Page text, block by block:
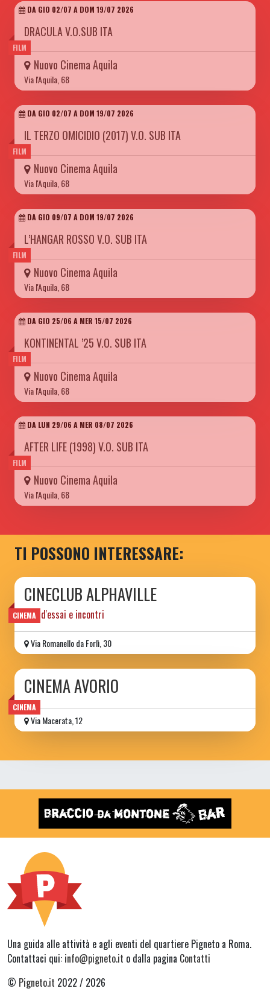
FILM
DA GIO 02/07 A DOM 19/07 2026
DRACULA V.O.SUB ITA
Nuovo Cinema Aquila
Via l'Aquila, 68
FILM
DA GIO 02/07 A DOM 19/07 2026
IL TERZO OMICIDIO (2017) V.O. SUB ITA
Nuovo Cinema Aquila
Via l'Aquila, 68
FILM
DA GIO 09/07 A DOM 19/07 2026
L’HANGAR ROSSO V.O. SUB ITA
Nuovo Cinema Aquila
Via l'Aquila, 68
FILM
DA GIO 25/06 A MER 15/07 2026
KONTINENTAL ’25 V.O. SUB ITA
Nuovo Cinema Aquila
Via l'Aquila, 68
FILM
DA LUN 29/06 A MER 08/07 2026
AFTER LIFE (1998) V.O. SUB ITA
Nuovo Cinema Aquila
Via l'Aquila, 68
TI POSSONO INTERESSARE:
CINEMA
CINECLUB ALPHAVILLE
film d'essai e incontri
Via Romanello da Forlì, 30
CINEMA
CINEMA AVORIO
Via Macerata, 12
Una guida alle attività e agli eventi del quartiere Pigneto a Roma.
Contattaci qui: info@pigneto.it o dalla pagina Contatti
© Pigneto.it 2022 / 2026